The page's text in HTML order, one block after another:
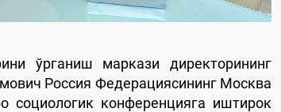
ўрганиш маркази директорининг
Россия Федерациясининг Москва
социологик конференцияга иштирок